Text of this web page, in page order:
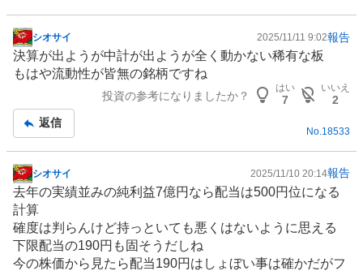
掲
示
板
シオサイ 2025/11/11 9:02報告
決算が出ようが中計が出ようが全く動かない稀有な板
もはや流動性が皆無の銘柄ですね
投資の参考になりましたか？
はい
7
いいえ
2
返信
No.18533
掲
示
板
記
事
シオサイ 2025/11/10 20:14報告
去年の実績並みの純利益7億円なら配当は500円位になる
計算
確度は判らんけど持っといても悪くはないように思える
下限配当の190円も固そうだしね
今の株価から見たら配当190円はしょぼい事は確かだがフ